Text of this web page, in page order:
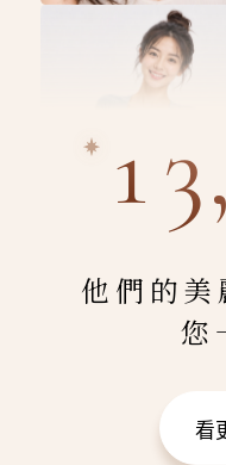
他們的
您
看